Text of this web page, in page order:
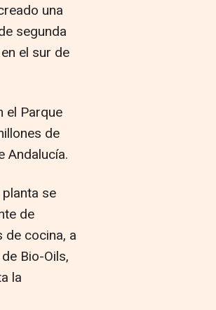
una
segunda
el sur de
el Parque
de
Andalucía.
se
de
cocina, a
Bio-Oils,
la